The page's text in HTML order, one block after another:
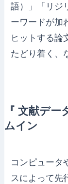
語）」「リジ
ーワードが加
ヒットする論
たどり着く、
『 文献デ
ムイン
コンピュータ
スによって先